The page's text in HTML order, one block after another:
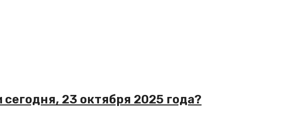
23 октября 2025 года?